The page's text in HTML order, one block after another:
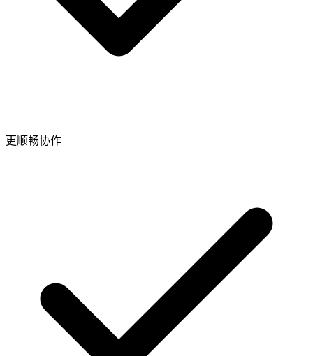
更顺畅协作